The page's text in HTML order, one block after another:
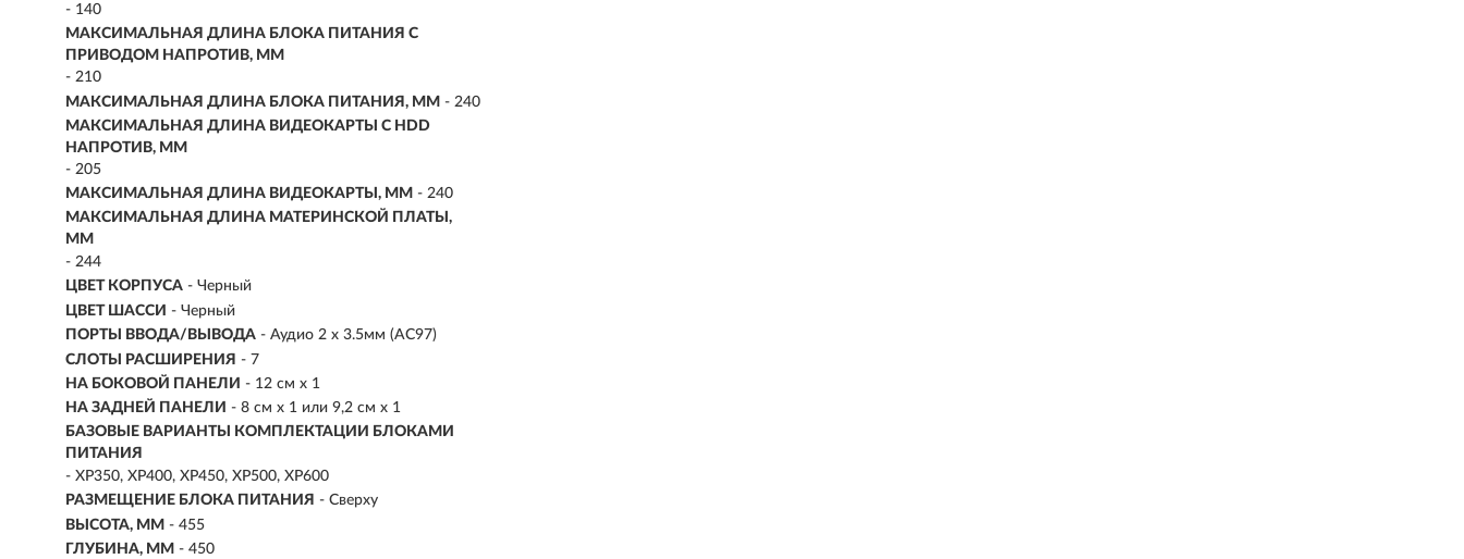
- 140
МАКСИМАЛЬНАЯ ДЛИНА БЛОКА ПИТАНИЯ С
ПРИВОДОМ НАПРОТИВ, ММ
- 210
МАКСИМАЛЬНАЯ ДЛИНА БЛОКА ПИТАНИЯ, ММ - 240
МАКСИМАЛЬНАЯ ДЛИНА ВИДЕОКАРТЫ С HDD
НАПРОТИВ, ММ
- 205
МАКСИМАЛЬНАЯ ДЛИНА ВИДЕОКАРТЫ, ММ - 240
МАКСИМАЛЬНАЯ ДЛИНА МАТЕРИНСКОЙ ПЛАТЫ,
ММ
- 244
ЦВЕТ КОРПУСА - Черный
ЦВЕТ ШАССИ - Черный
ПОРТЫ ВВОДА/ВЫВОДА - Аудио 2 x 3.5мм (AC97)
СЛОТЫ РАСШИРЕНИЯ - 7
НА БОКОВОЙ ПАНЕЛИ - 12 см x 1
НА ЗАДНЕЙ ПАНЕЛИ - 8 см x 1 или 9,2 см x 1
БАЗОВЫЕ ВАРИАНТЫ КОМПЛЕКТАЦИИ БЛОКАМИ
ПИТАНИЯ
- XP350, XP400, XP450, XP500, XP600
РАЗМЕЩЕНИЕ БЛОКА ПИТАНИЯ - Сверху
ВЫСОТА, ММ - 455
ГЛУБИНА, ММ - 450